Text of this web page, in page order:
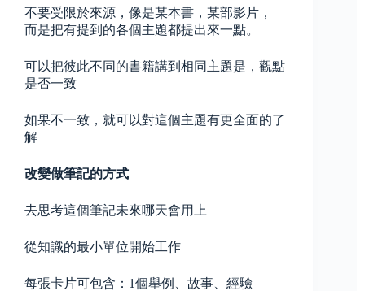
不要受限於來源，像是某本書，某部影片，
而是把有提到的各個主題都提出來一點。
可以把彼此不同的書籍講到相同主題是，觀點
是否一致
如果不一致，就可以對這個主題有更全面的了
解
改變做筆記的方式
去思考這個筆記未來哪天會用上
從知識的最小單位開始工作
每張卡片可包含：1個舉例、故事、經驗